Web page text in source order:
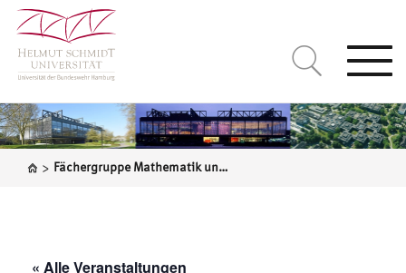
> Fächergruppe Mathematik und Statistik
« Alle Veranstaltungen